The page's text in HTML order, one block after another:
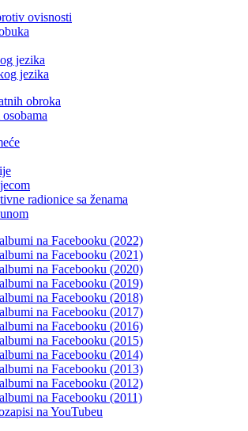
ovisnosti
jezika
jezika
obroka
radionice sa ženama
na Facebooku (2022)
na Facebooku (2021)
na Facebooku (2020)
na Facebooku (2019)
na Facebooku (2018)
na Facebooku (2017)
na Facebooku (2016)
na Facebooku (2015)
na Facebooku (2014)
na Facebooku (2013)
na Facebooku (2012)
na Facebooku (2011)
na YouTubeu